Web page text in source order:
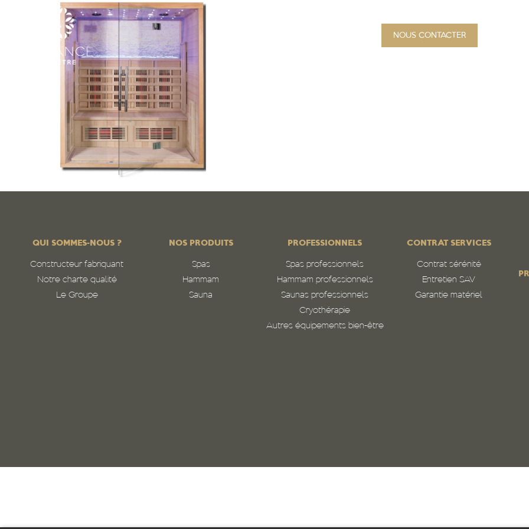
NOUS CONTACTER
QUI SOMMES-NOUS ?
Constructeur fabriquant
Notre charte qualité
Le Groupe
NOS PRODUITS
Spas
Hammam
Sauna
PROFESSIONNELS
Spas professionnels
Hammam professionnels
Saunas professionnels
Cryothérapie
Autres équipements bien-être
CONTRAT SERVICES
Contrat sérénité
Entretien SAV
Garantie matériel